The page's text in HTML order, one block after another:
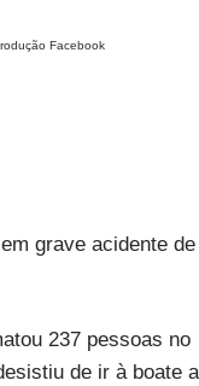
Facebook
grave acidente de
237 pessoas no
de ir à boate a